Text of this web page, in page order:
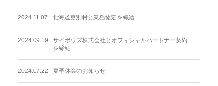
2024.11.07 北海道更別村と業務協定を締結
2024.09.19
サイボウズ株式会社とオフィシャルパートナー契約
を締結
2024.07.22 夏季休業のお知らせ